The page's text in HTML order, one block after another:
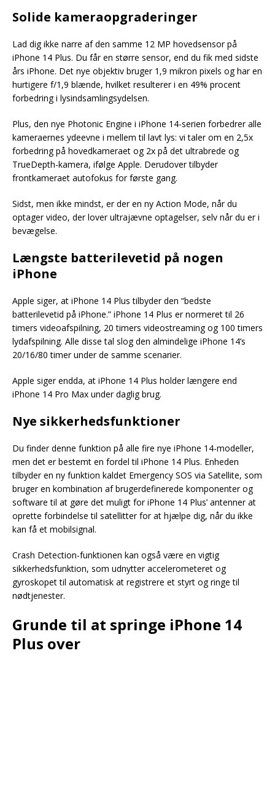
Solide kameraopgraderinger
Lad dig ikke narre af den samme 12 MP hovedsensor på
iPhone 14 Plus. Du får en større sensor, end du fik med sidste
års iPhone. Det nye objektiv bruger 1,9 mikron pixels og har en
hurtigere f/1,9 blænde, hvilket resulterer i en 49% procent
forbedring i lysindsamlingsydelsen.
Plus, den nye Photonic Engine i iPhone 14-serien forbedrer alle
kameraernes ydeevne i mellem til lavt lys: vi taler om en 2,5x
forbedring på hovedkameraet og 2x på det ultrabrede og
TrueDepth-kamera, ifølge Apple. Derudover tilbyder
frontkameraet autofokus for første gang.
Sidst, men ikke mindst, er der en ny Action Mode, når du
optager video, der lover ultrajævne optagelser, selv når du er i
bevægelse.
Længste batterilevetid på nogen
iPhone
Apple siger, at iPhone 14 Plus tilbyder den “bedste
batterilevetid på iPhone.” iPhone 14 Plus er normeret til 26
timers videoafspilning, 20 timers videostreaming og 100 timers
lydafspilning. Alle disse tal slog den almindelige iPhone 14’s
20/16/80 timer under de samme scenarier.
Apple siger endda, at iPhone 14 Plus holder længere end
iPhone 14 Pro Max under daglig brug.
Nye sikkerhedsfunktioner
Du finder denne funktion på alle fire nye iPhone 14-modeller,
men det er bestemt en fordel til iPhone 14 Plus. Enheden
tilbyder en ny funktion kaldet Emergency SOS via Satellite, som
bruger en kombination af brugerdefinerede komponenter og
software til at gøre det muligt for iPhone 14 Plus’ antenner at
oprette forbindelse til satellitter for at hjælpe dig, når du ikke
kan få et mobilsignal.
Crash Detection-funktionen kan også være en vigtig
sikkerhedsfunktion, som udnytter accelerometeret og
gyroskopet til automatisk at registrere et styrt og ringe til
nødtjenester.
Grunde til at springe iPhone 14
Plus over